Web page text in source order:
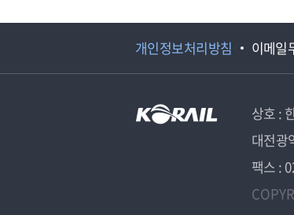
개인정보처리방침 이메일
상호 :
대전광
팩스 :